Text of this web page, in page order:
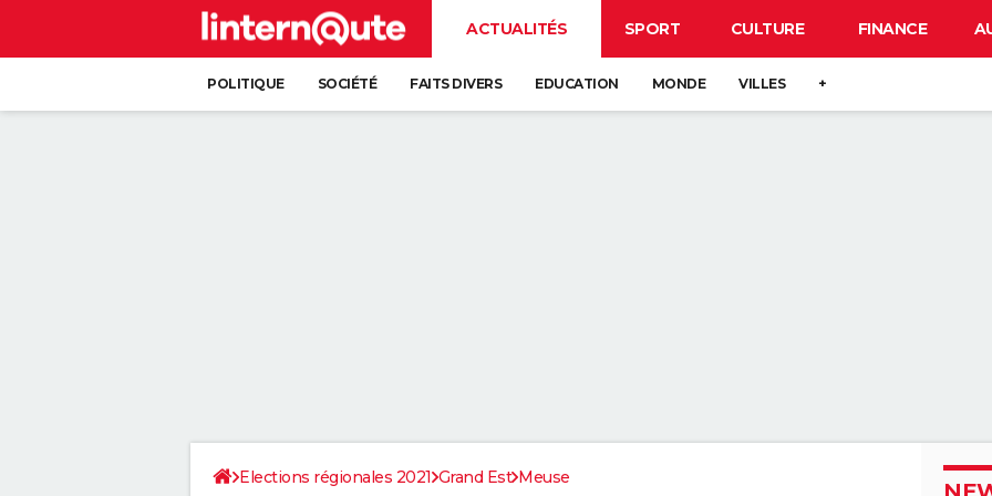
ACTUALITÉS SPORT CULTURE FINANCE
POLITIQUE SOCIÉTÉ FAITS DIVERS EDUCATION MONDE VILLES +
Elections régionales 2021 Grand Est Meuse